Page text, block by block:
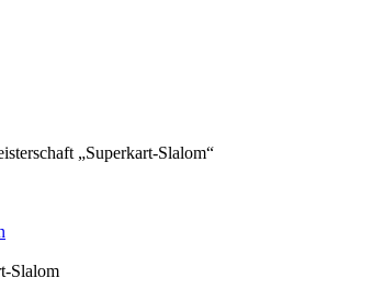
„Superkart-Slalom“
Slalom